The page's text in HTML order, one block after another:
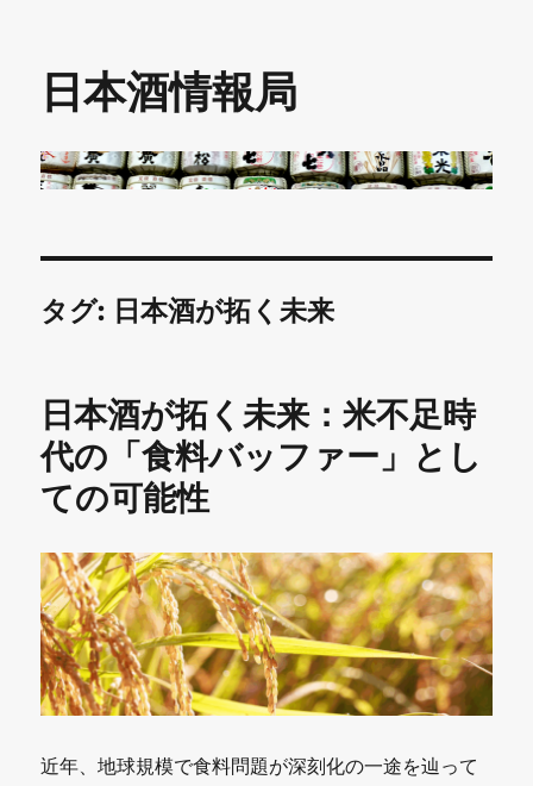
日本酒情報局
タグ: 日本酒が拓く未来
日本酒が拓く未来：米不足時
代の「食料バッファー」とし
ての可能性
近年、地球規模で食料問題が深刻化の一途を辿って